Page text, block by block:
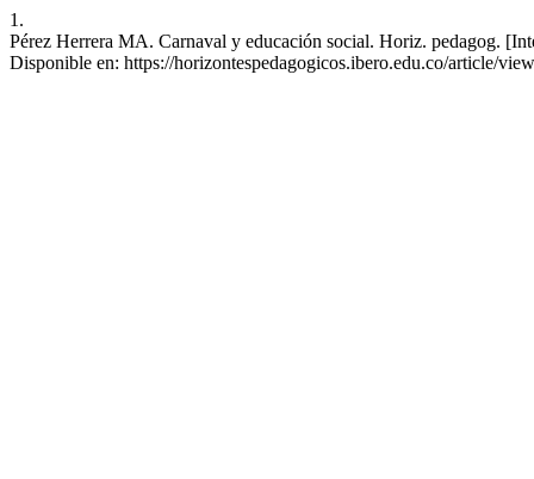
1.
Pérez Herrera MA. Carnaval y educación social. Horiz. pedagog.
Disponible en: https://horizontespedagogicos.ibero.edu.co/article/